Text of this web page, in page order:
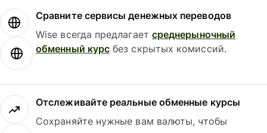
Сравните сервисы денежных переводов
Wise всегда предлагает среднерыночный
обменный курс без скрытых комиссий.
Отслеживайте реальные обменные курсы
Сохраняйте нужные вам валюты, чтобы